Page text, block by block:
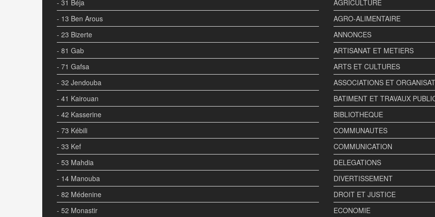
- 31 Béja
- 13 Ben Arous
- 23 Bizerte
- 81 Gab
- 71 Gafsa
- 32 Jendouba
- 41 Kairouan
- 42 Kasserine
- 73 Kébili
- 33 Kef
- 53 Mahdia
- 14 Manouba
- 82 Médenine
- 52 Monastir
AGRICULTURE
AGRO-ALIMENTAIRE
ANNONCES
ARTISANAT ET METIERS
ARTS ET CULTURES
ASSOCIATIONS ET
BATIMENT ET TRAVAUX
BIBLIOTHEQUE
COMMUNAUTES
COMMUNICATION
DELEGATIONS
DIVERTISSEMENT
DROIT ET JUSTICE
ECONOMIE